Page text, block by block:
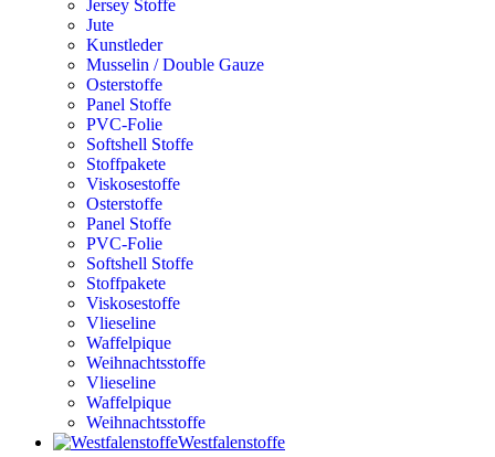
Jersey Stoffe
Jute
Kunstleder
Musselin / Double Gauze
Osterstoffe
Panel Stoffe
PVC-Folie
Softshell Stoffe
Stoffpakete
Viskosestoffe
Osterstoffe
Panel Stoffe
PVC-Folie
Softshell Stoffe
Stoffpakete
Viskosestoffe
Vlieseline
Waffelpique
Weihnachtsstoffe
Vlieseline
Waffelpique
Weihnachtsstoffe
Westfalenstoffe